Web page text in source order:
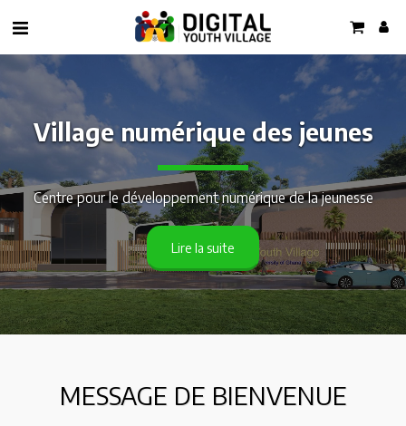
Village numérique des jeunes
Centre pour le développement numérique de la jeunesse
Lire la suite
MESSAGE DE BIENVENUE